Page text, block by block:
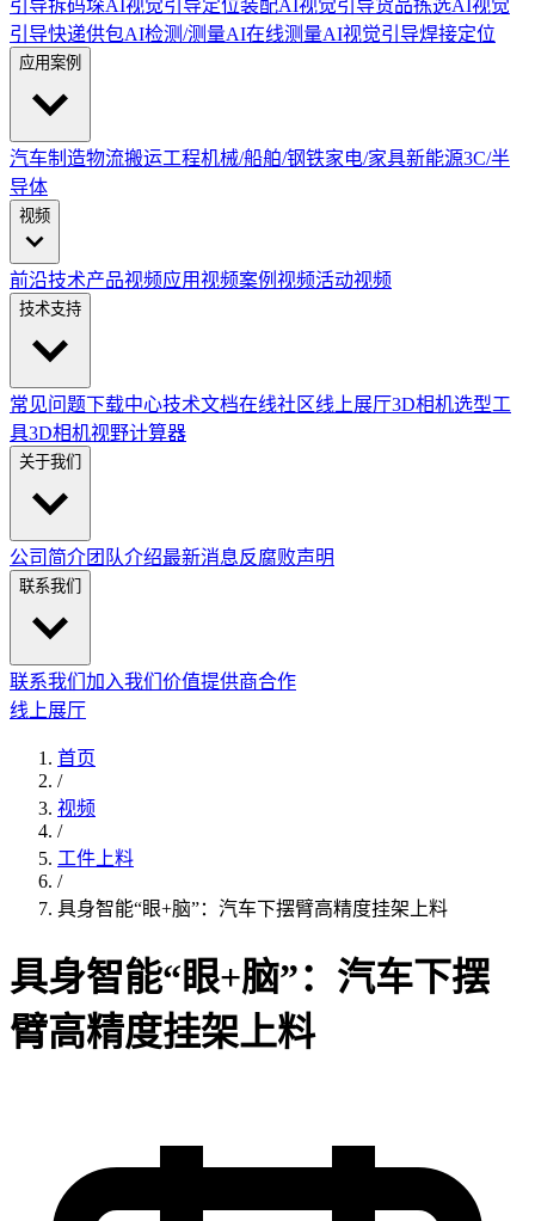
引导拆码垛AI视觉引导定位装配AI视觉引导货品拣选AI视觉
引导快递供包AI检测/测量AI在线测量AI视觉引导焊接定位
应用案例
汽车制造物流搬运工程机械/船舶/钢铁家电/家具新能源3C/半
导体
视频
前沿技术产品视频应用视频案例视频活动视频
技术支持
常见问题下载中心技术文档在线社区线上展厅3D相机选型工
具3D相机视野计算器
关于我们
公司简介团队介绍最新消息反腐败声明
联系我们
联系我们 加入我们 价值提供商合作
线上展厅
首页
/
视频
/
工件上料
/
具身智能“眼+脑”：汽车下摆臂高精度挂架上料
具身智能“眼+脑”：汽车下摆
臂高精度挂架上料